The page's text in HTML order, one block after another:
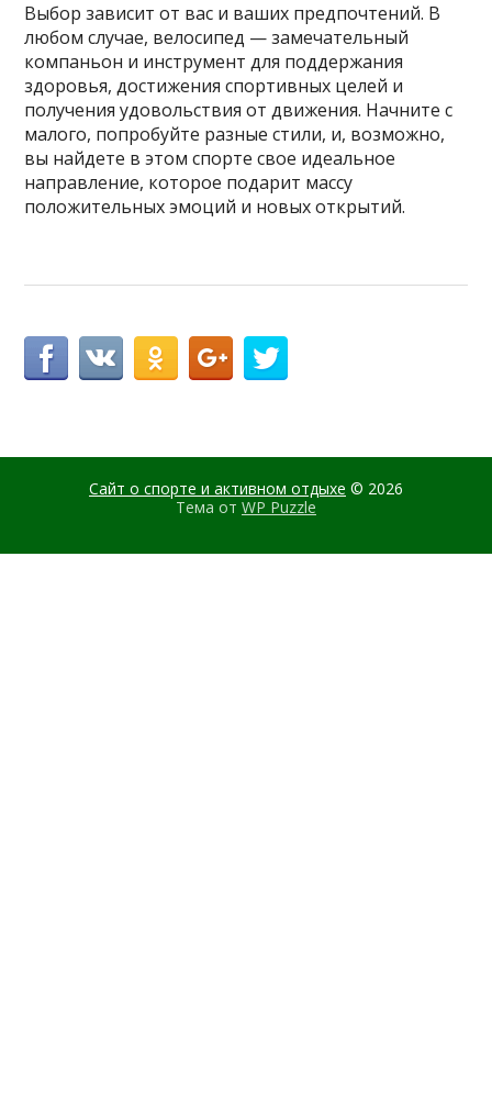
Выбор зависит от вас и ваших предпочтений. В
любом случае, велосипед — замечательный
компаньон и инструмент для поддержания
здоровья, достижения спортивных целей и
получения удовольствия от движения. Начните с
малого, попробуйте разные стили, и, возможно,
вы найдете в этом спорте свое идеальное
направление, которое подарит массу
положительных эмоций и новых открытий.
Сайт о спорте и активном отдыхе © 2026
Тема от WP Puzzle